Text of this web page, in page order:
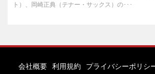
ト）、岡崎正典（テナー・サックス）の･･･
会社概要 利用規約 プライバシーポリシ